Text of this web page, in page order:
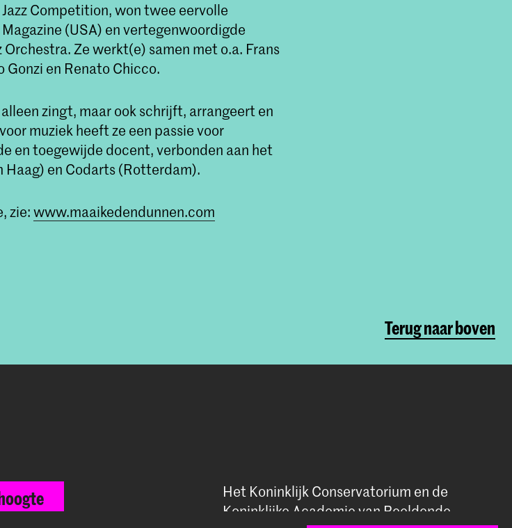
Competition, won twee eervolle
(USA) en vertegenwoordigde
Ze werkt(e) samen met o.a. Frans
Gonzi en Renato Chicco.
zingt, maar ook schrijft, arrangeert en
muziek heeft ze een passie voor
en toegewijde docent, verbonden aan het
Haag) en Codarts (Rotterdam).
zie:www.maaikedendunnen.com
Terug naar boven
Het Koninklijk Conservatorium en de
Koninklijke Academie van Beeldende